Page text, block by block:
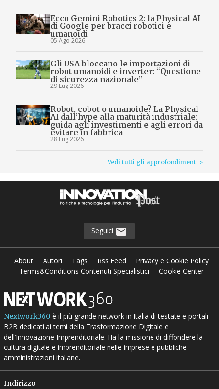
Ecco Gemini Robotics 2: la Physical AI
di Google per bracci robotici e
umanoidi
05 Ago 2026
Gli USA bloccano le importazioni di
robot umanoidi e inverter: “Questione
di sicurezza nazionale”
29 Lug 2026
Robot, cobot o umanoide? La Physical
AI dall’hype alla maturità industriale:
guida agli investimenti e agli errori da
evitare in fabbrica
28 Lug 2026
Vedi tutti gli approfondimenti >
Seguici
About Autori Tags Rss Feed
Privacy e Cookie Policy
Terms&Conditions Contenuti Specialistici
Cookie Center
Nextwork360è il più grande network in Italia di testate e portali
B2B dedicati ai temi della Trasformazione Digitale e
dell’Innovazione Imprenditoriale. Ha la missione di diffondere la
cultura digitale e imprenditoriale nelle imprese e pubbliche
amministrazioni italiane.
Indirizzo